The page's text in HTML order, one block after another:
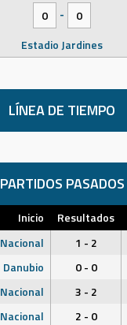
0 -
0
Estadio Jardines
LÍNEA DE TIEMPO
PARTIDOS PASADOS
Inicio Resultados
Nacional 1 - 2
Danubio 0 - 0
Nacional 3 - 2
Nacional 2 - 0